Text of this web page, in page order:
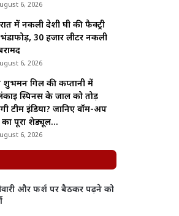
6, 2026
में नकली देशी घी की फैक्ट्री
30 हजार लीटर नकली
6, 2026
शुभमन गिल की कप्तानी में
स्पिनर्स के जाल को तोड़
टीम इंडिया? जानिए वॉर्म-अप
पूरा शेड्यूल…
6, 2026
और फर्श पर बैठकर पढ़ने को